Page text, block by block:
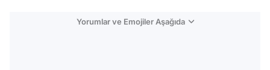
Yorumlar ve Emojiler Aşağıda